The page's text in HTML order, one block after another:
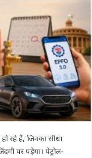
रहे हैं, जिनका सीधा
पर पड़ेगा। पेट्रोल-